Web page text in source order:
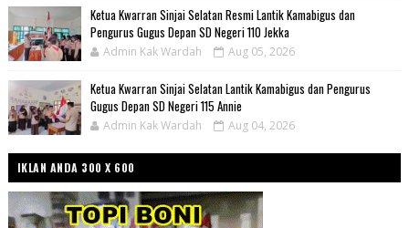
Ketua Kwarran Sinjai Selatan Resmi Lantik Kamabigus dan
Pengurus Gugus Depan SD Negeri 110 Jekka
Admin Kak Wardah Aug 05, 2026
Ketua Kwarran Sinjai Selatan Lantik Kamabigus dan Pengurus
Gugus Depan SD Negeri 115 Annie
Admin Kak Wardah Aug 04, 2026
IKLAN ANDA 300 X 600